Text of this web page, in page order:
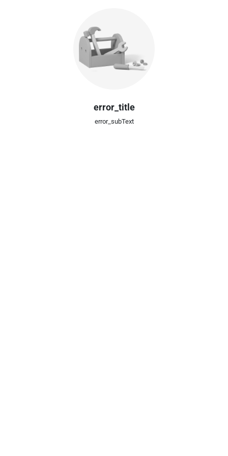
error_title
error_subText